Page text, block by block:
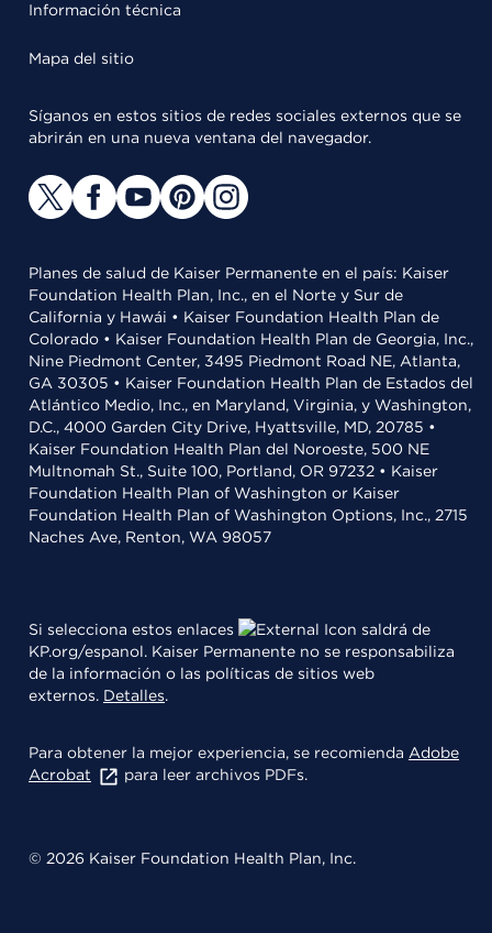
Información técnica
Mapa del sitio
Síganos en estos sitios de redes sociales externos que se
abrirán en una nueva ventana del navegador.
Planes de salud de Kaiser Permanente en el país: Kaiser
Foundation Health Plan, Inc., en el Norte y Sur de
California y Hawái • Kaiser Foundation Health Plan de
Colorado • Kaiser Foundation Health Plan de Georgia, Inc.,
Nine Piedmont Center, 3495 Piedmont Road NE, Atlanta,
GA 30305 • Kaiser Foundation Health Plan de Estados del
Atlántico Medio, Inc., en Maryland, Virginia, y Washington,
D.C., 4000 Garden City Drive, Hyattsville, MD, 20785 •
Kaiser Foundation Health Plan del Noroeste, 500 NE
Multnomah St., Suite 100, Portland, OR 97232 • Kaiser
Foundation Health Plan of Washington or Kaiser
Foundation Health Plan of Washington Options, Inc., 2715
Naches Ave, Renton, WA 98057
Si selecciona estos enlaces
saldrá de
KP.org/espanol. Kaiser Permanente no se responsabiliza
de la información o las políticas de sitios web
externos. Detalles.
Para obtener la mejor experiencia, se recomienda Adobe
Acrobat
para leer archivos PDFs.
© 2026 Kaiser Foundation Health Plan, Inc.